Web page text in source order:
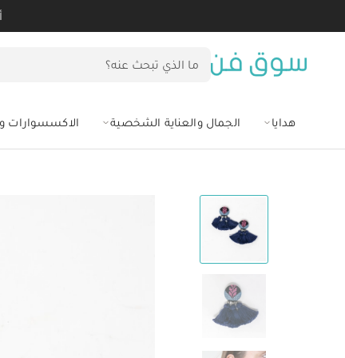
هدايا الجمال والعناية الشخصية الاكسسوارات